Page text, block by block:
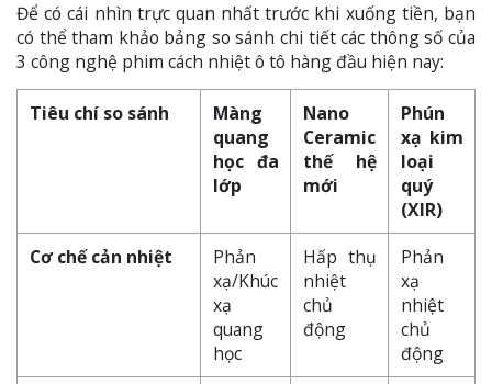
Để có cái nhìn trực quan nhất trước khi xuống tiền, bạn
có thể tham khảo bảng so sánh chi tiết các thông số của
3 công nghệ phim cách nhiệt ô tô hàng đầu hiện nay:
Tiêu chí so sánh
Màng
quang
học đa
lớp
Nano
Ceramic
thế hệ
mới
Phún
xạ kim
loại
quý
(XIR)
Cơ chế cản nhiệt
Phản
xạ/Khúc
xạ
quang
học
Hấp thụ
nhiệt
chủ
động
Phản
xạ
nhiệt
chủ
động